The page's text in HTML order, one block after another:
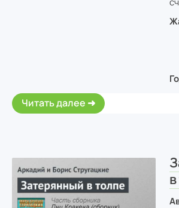
Читать далее